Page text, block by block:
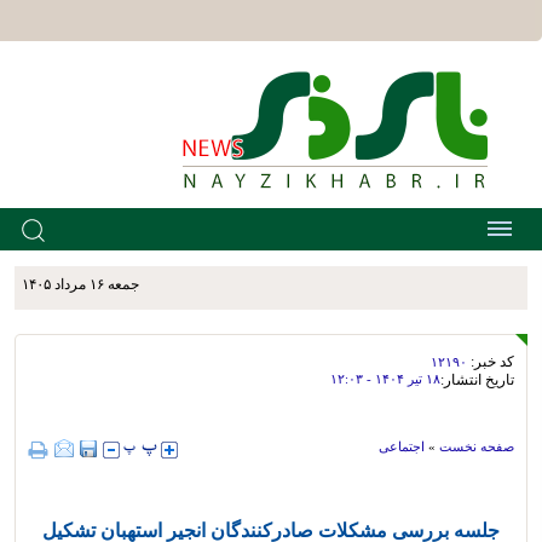
جمعه ۱۶ مرداد ۱۴۰۵
کد خبر: ۱۲۱۹۰
تاریخ انتشار:۱۸ تير ۱۴۰۴ - ۱۲:۰۳
صفحه نخست » اجتماعی
جلسه بررسی مشکلات صادرکنندگان انجیر استهبان تشکیل